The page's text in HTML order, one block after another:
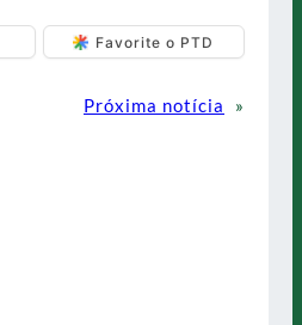
Favorite o PTD
Próxima notícia
»